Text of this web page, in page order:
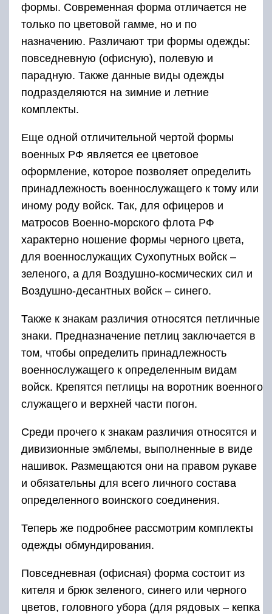
формы. Современная форма отличается не
только по цветовой гамме, но и по
назначению. Различают три формы одежды:
повседневную (офисную), полевую и
парадную. Также данные виды одежды
подразделяются на зимние и летние
комплекты.
Еще одной отличительной чертой формы
военных РФ является ее цветовое
оформление, которое позволяет определить
принадлежность военнослужащего к тому или
иному роду войск. Так, для офицеров и
матросов Военно-морского флота РФ
характерно ношение формы черного цвета,
для военнослужащих Сухопутных войск –
зеленого, а для Воздушно-космических сил и
Воздушно-десантных войск – синего.
Также к знакам различия относятся петличные
знаки. Предназначение петлиц заключается в
том, чтобы определить принадлежность
военнослужащего к определенным видам
войск. Крепятся петлицы на воротник военного
служащего и верхней части погон.
Среди прочего к знакам различия относятся и
дивизионные эмблемы, выполненные в виде
нашивок. Размещаются они на правом рукаве
и обязательны для всего личного состава
определенного воинского соединения.
Теперь же подробнее рассмотрим комплекты
одежды обмундирования.
Повседневная (офисная) форма состоит из
кителя и брюк зеленого, синего или черного
цветов, головного убора (для рядовых – кепка